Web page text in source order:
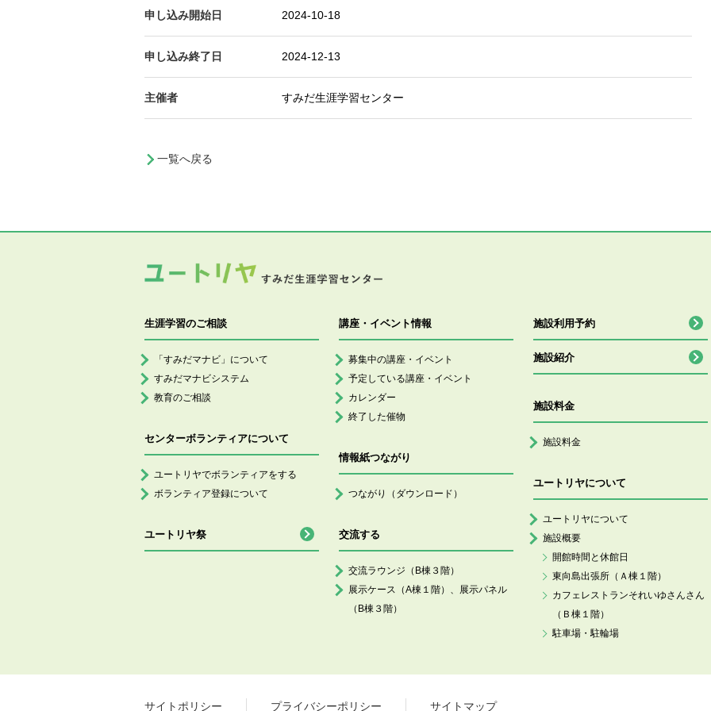
申し込み開始日 2024-10-18
申し込み終了日 2024-12-13
主催者 すみだ生涯学習センター
一覧へ戻る
生涯学習のご相談
「すみだマナビ」について
すみだマナビシステム
教育のご相談
センターボランティアについて
ユートリヤでボランティアをする
ボランティア登録について
ユートリヤ祭
講座・イベント情報
募集中の講座・イベント
予定している講座・イベント
カレンダー
終了した催物
情報紙つながり
つながり（ダウンロード）
交流する
交流ラウンジ（B棟３階）
展示ケース（A棟１階）、展示パネル
（B棟３階）
施設利用予約
施設紹介
施設料金
施設料金
ユートリヤについて
ユートリヤについて
施設概要
開館時間と休館日
東向島出張所（Ａ棟１階）
カフェレストランそれいゆさんさん
（Ｂ棟１階）
駐車場・駐輪場
サイトポリシー プライバシーポリシー サイトマップ